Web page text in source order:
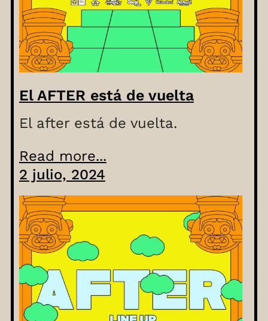
El AFTER está de vuelta
El after está de vuelta.
Read more...
2 julio, 2024